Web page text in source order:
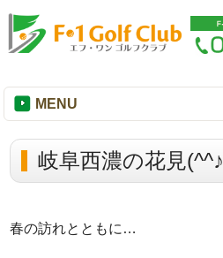
MENU
岐阜西濃の花見(^^♪
春の訪れとともに…